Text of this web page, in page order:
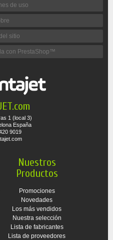
de uso
sitio
con PrestaShop™
1 (local 3)
España
9019
Nuestros
Productos
Promociones
Novedades
Los más vendidos
Nuestra selección
Lista de fabricantes
Lista de proveedores